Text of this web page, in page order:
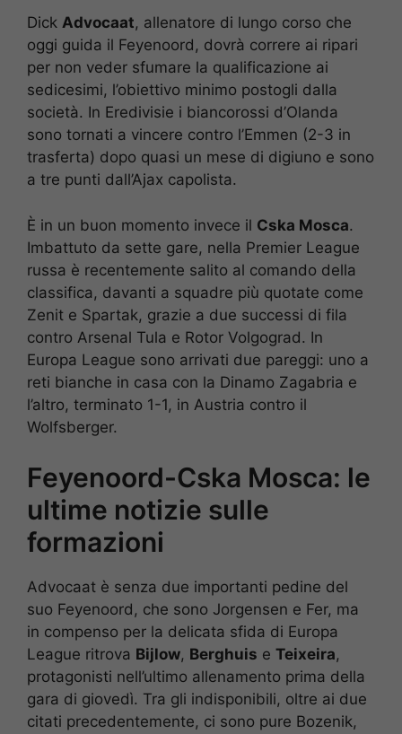
Dick Advocaat, allenatore di lungo corso che
oggi guida il Feyenoord, dovrà correre ai ripari
per non veder sfumare la qualificazione ai
sedicesimi, l’obiettivo minimo postogli dalla
società. In Eredivisie i biancorossi d’Olanda
sono tornati a vincere contro l’Emmen (2-3 in
trasferta) dopo quasi un mese di digiuno e sono
a tre punti dall’Ajax capolista.
È in un buon momento invece il Cska Mosca.
Imbattuto da sette gare, nella Premier League
russa è recentemente salito al comando della
classifica, davanti a squadre più quotate come
Zenit e Spartak, grazie a due successi di fila
contro Arsenal Tula e Rotor Volgograd. In
Europa League sono arrivati due pareggi: uno a
reti bianche in casa con la Dinamo Zagabria e
l’altro, terminato 1-1, in Austria contro il
Wolfsberger.
Feyenoord-Cska Mosca: le
ultime notizie sulle
formazioni
Advocaat è senza due importanti pedine del
suo Feyenoord, che sono Jorgensen e Fer, ma
in compenso per la delicata sfida di Europa
League ritrova Bijlow, Berghuis e Teixeira,
protagonisti nell’ultimo allenamento prima della
gara di giovedì. Tra gli indisponibili, oltre ai due
citati precedentemente, ci sono pure Bozenik,